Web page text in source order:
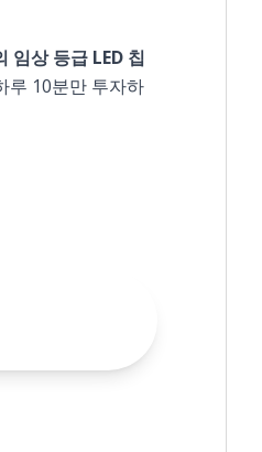
임상 등급 LED 칩
루 10분만 투자하